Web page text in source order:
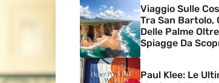
Viaggio Sulle
Tra San Bartolo,
Delle Palme
Spiagge Da
Paul Klee: Le